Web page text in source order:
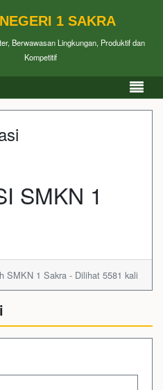
1 SAKRA
Berwawasan Lingkungan, Produktif dan
Kompetitif
SMKN 1
SMKN 1 Sakra - Dilihat 5581 kali